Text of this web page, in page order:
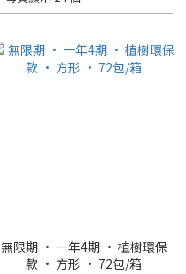
無限期 · 一年4期 · 植樹環保
款 · 方形 · 72包/箱